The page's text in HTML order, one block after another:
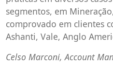
segmentos, em
comprovado em clientes
Ashanti, Vale, Anglo
Celso Marconi, Account